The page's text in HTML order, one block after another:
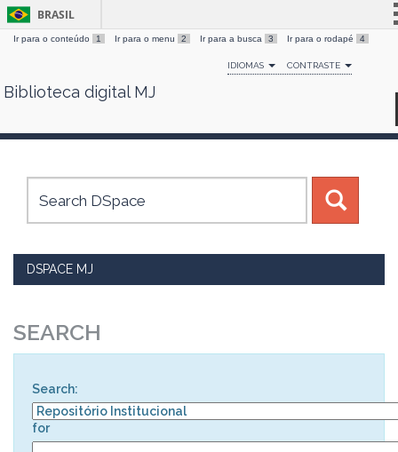
Skip
BRASIL
Simplifique!
Comunica BR
Canais
Ir para o conteúdo 1 Ir para o menu 2 Ir para a busca 3 Ir para o rodapé 4
IDIOMAS CONTRASTE
Biblioteca digital MJ
DSPACE MJ
SEARCH
Search:
for